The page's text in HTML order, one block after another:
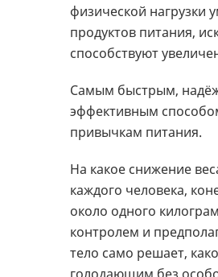
физической нагрузки
продуктов питания,
способствуют
Самым быстрым,
эффективным
привычкам питания.
На какое снижение
каждого человека,
около одного
контролем и
тело само решает,